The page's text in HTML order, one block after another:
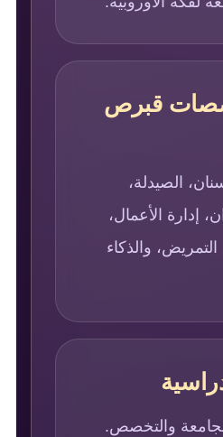
قبرص
الصيدلة،
إدارة الأعمال،
التمريض، والذكاء
والتخصص.